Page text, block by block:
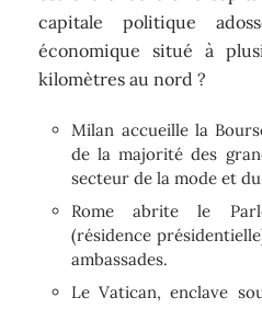
capitale politique
économique situé à
kilomètres au nord ?
Milan accueille la
de la majorité des
secteur de la mode et
Rome abrite le
(résidence
ambassades.
Le Vatican, enclave